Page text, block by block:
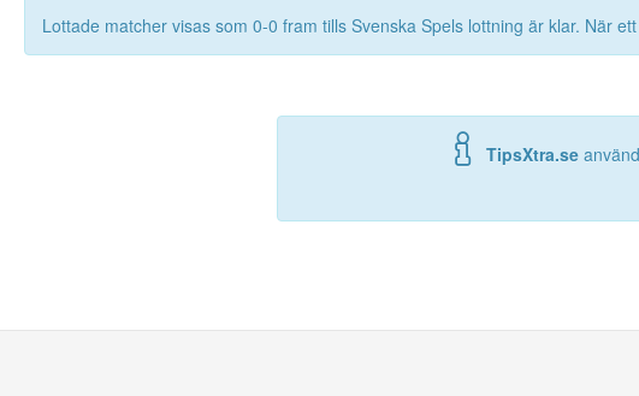
Lottade matcher visas som 0-0 fram tills Svenska Spels lottning är klar. När
TipsXtra.se